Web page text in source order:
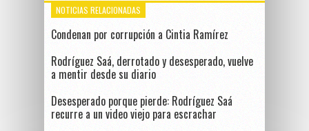
NOTICIAS RELACIONADAS
Condenan por corrupción a Cintia Ramírez
Rodríguez Saá, derrotado y desesperado, vuelve
a mentir desde su diario
Desesperado porque pierde: Rodríguez Saá
recurre a un video viejo para escrachar